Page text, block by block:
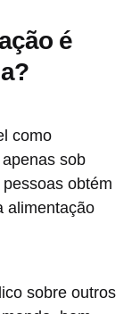
é
como
sob
obtém
alimentação
sobre outros